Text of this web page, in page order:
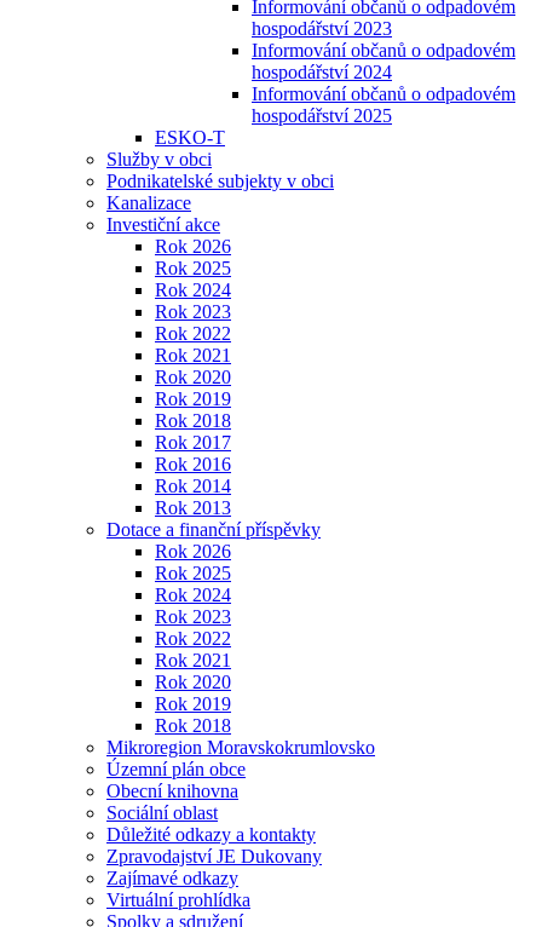
Informování občanů o odpadovém
hospodářství 2023
Informování občanů o odpadovém
hospodářství 2024
Informování občanů o odpadovém
hospodářství 2025
ESKO-T
Služby v obci
Podnikatelské subjekty v obci
Kanalizace
Investiční akce
Rok 2026
Rok 2025
Rok 2024
Rok 2023
Rok 2022
Rok 2021
Rok 2020
Rok 2019
Rok 2018
Rok 2017
Rok 2016
Rok 2014
Rok 2013
Dotace a finanční příspěvky
Rok 2026
Rok 2025
Rok 2024
Rok 2023
Rok 2022
Rok 2021
Rok 2020
Rok 2019
Rok 2018
Mikroregion Moravskokrumlovsko
Územní plán obce
Obecní knihovna
Sociální oblast
Důležité odkazy a kontakty
Zpravodajství JE Dukovany
Zajímavé odkazy
Virtuální prohlídka
Spolky a sdružení